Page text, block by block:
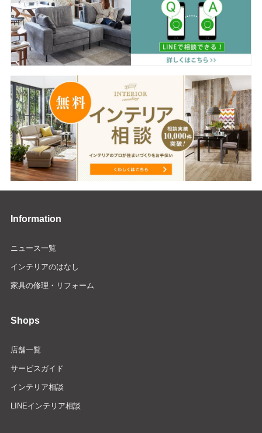
Information
ニュース一覧
インテリアのはなし
家具の修理・リフォーム
Shops
店舗一覧
サービスガイド
インテリア相談
LINEインテリア相談